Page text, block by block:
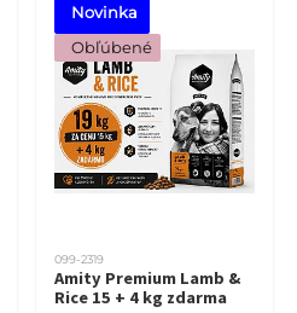
Novinka
Obľúbené
099-2319
Amity Premium Lamb &
Rice 15 + 4 kg zdarma